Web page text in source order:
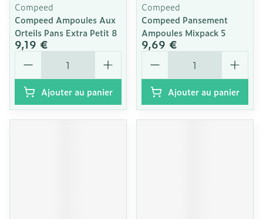
Compeed
Compeed Ampoules Aux
Orteils Pans Extra Petit 8
9,19 €
Quantité
Ajouter au panier
Compeed
Compeed Pansement
Ampoules Mixpack 5
9,69 €
Quantité
Ajouter au panier